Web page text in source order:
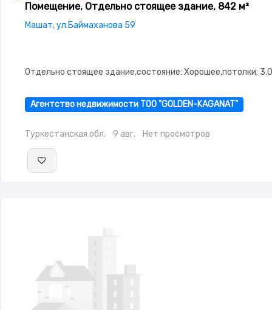
Помещение, Отдельно стоящее здание, 842 м²
Машат, ул.Баймаханова 59
Отдельно стоящее здание,состояние: Хорошее,потолки: 3.0
Агентство недвижимости ТОО "GOLDEN-KAGANAT"
Туркестанская обл. 9 авг. Нет просмотров